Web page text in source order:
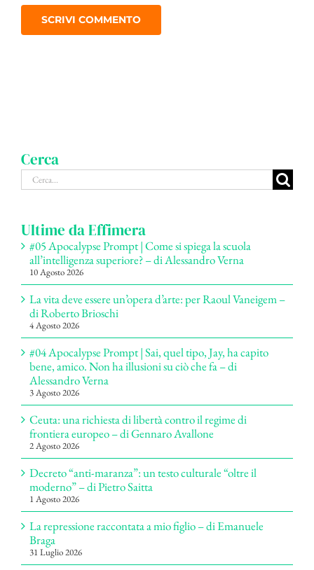
Cerca
Cerca
per:
Ultime da Effimera
#05 Apocalypse Prompt | Come si spiega la scuola
all’intelligenza superiore? – di Alessandro Verna
10 Agosto 2026
La vita deve essere un’opera d’arte: per Raoul Vaneigem –
di Roberto Brioschi
4 Agosto 2026
#04 Apocalypse Prompt | Sai, quel tipo, Jay, ha capito
bene, amico. Non ha illusioni su ciò che fa – di
Alessandro Verna
3 Agosto 2026
Ceuta: una richiesta di libertà contro il regime di
frontiera europeo – di Gennaro Avallone
2 Agosto 2026
Decreto “anti-maranza”: un testo culturale “oltre il
moderno” – di Pietro Saitta
1 Agosto 2026
La repressione raccontata a mio figlio – di Emanuele
Braga
31 Luglio 2026